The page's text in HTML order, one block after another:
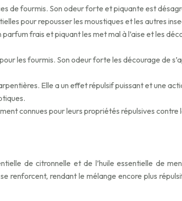
de fourmis. Son odeur forte et piquante est
pour repousser les moustiques et les autres
frais et piquant les met mal à l’aise et les
les fourmis. Son odeur forte les décourage de
Elle a un effet répulsif puissant et une
connues pour leurs propriétés répulsives contre
de citronnelle et de l’huile essentielle de
renforcent, rendant le mélange encore plus